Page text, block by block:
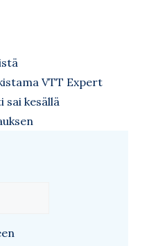
VTT Expert
sai kesällä